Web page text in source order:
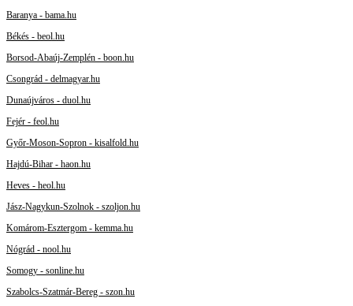
Baranya - bama.hu
Békés - beol.hu
Borsod-Abaúj-Zemplén - boon.hu
Csongrád - delmagyar.hu
Dunaújváros - duol.hu
Fejér - feol.hu
Győr-Moson-Sopron - kisalfold.hu
Hajdú-Bihar - haon.hu
Heves - heol.hu
Jász-Nagykun-Szolnok - szoljon.hu
Komárom-Esztergom - kemma.hu
Nógrád - nool.hu
Somogy - sonline.hu
Szabolcs-Szatmár-Bereg - szon.hu